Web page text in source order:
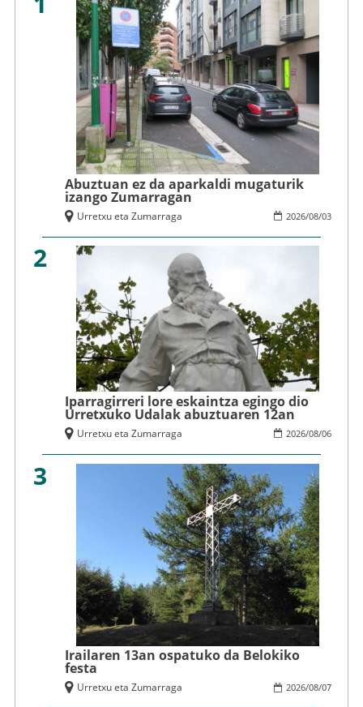
Abuztuan ez da aparkaldi mugaturik
izango Zumarragan
2026/08/03
Urretxu eta Zumarraga
2
Iparragirreri lore eskaintza egingo dio
Urretxuko Udalak abuztuaren 12an
2026/08/06
Urretxu eta Zumarraga
3
Irailaren 13an ospatuko da Belokiko
festa
2026/08/07
Urretxu eta Zumarraga